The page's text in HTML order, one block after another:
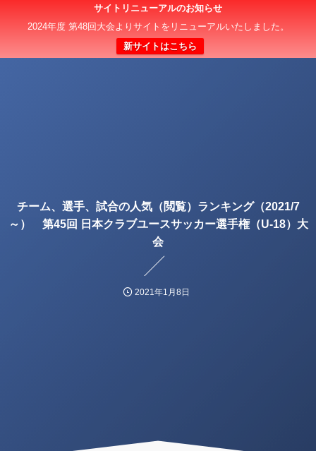
サイトリニューアルのお知らせ
2024年度 第48回大会よりサイトをリニューアルいたしました。
新サイトはこちら
チーム、選手、試合の人気（閲覧）ランキング（2021/7
～） 第45回 日本クラブユースサッカー選手権（U-18）大
会
2021年1月8日